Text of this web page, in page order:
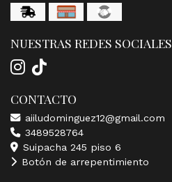
NUESTRAS REDES SOCIALES
CONTACTO
aiiludominguez12@gmail.com
3489528764
Suipacha 245 piso 6
Botón de arrepentimiento